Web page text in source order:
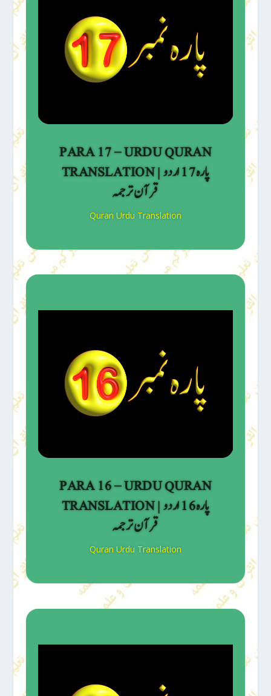
PARA 17 – URDU QURAN
TRANSLATION | پارہ 17 اردو
قرآن ترجمہ
Quran Urdu Translation
PARA 16 – URDU QURAN
TRANSLATION | پارہ 16 اردو
قرآن ترجمہ
Quran Urdu Translation